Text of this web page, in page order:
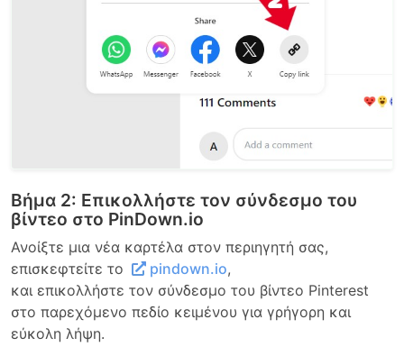
Βήμα 2: Επικολλήστε τον σύνδεσμο του
βίντεο στο PinDown.io
Ανοίξτε μια νέα καρτέλα στον περιηγητή σας,
επισκεφτείτε το
pindown.io,
και επικολλήστε τον σύνδεσμο του βίντεο Pinterest
στο παρεχόμενο πεδίο κειμένου για γρήγορη και
εύκολη λήψη.